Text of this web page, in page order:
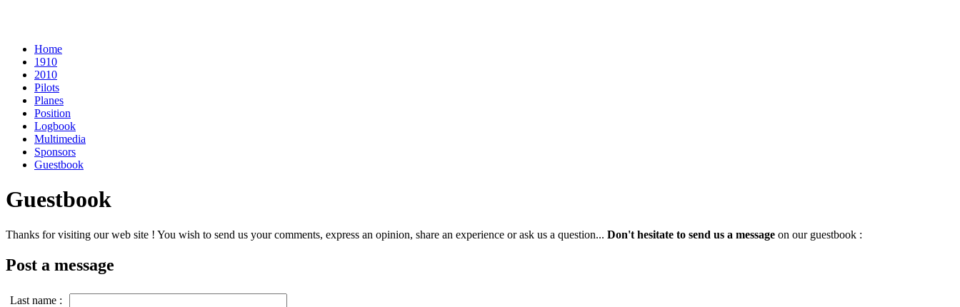
Home
1910
2010
Pilots
Planes
Position
Logbook
Multimedia
Sponsors
Guestbook
Guestbook
Thanks for visiting our web site ! You wish to send us your comments, express an opinion, share an experience or ask us a question... Don't hesitate to send us a message on our guestbook :
Post a message
Last name :